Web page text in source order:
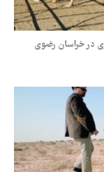
در خراسان رضوی